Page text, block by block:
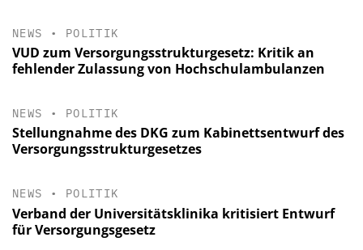
NEWS • POLITIK
VUD zum Versorgungsstrukturgesetz: Kritik an
fehlender Zulassung von Hochschulambulanzen
NEWS • POLITIK
Stellungnahme des DKG zum Kabinettsentwurf des
Versorgungsstrukturgesetzes
NEWS • POLITIK
Verband der Universitätsklinika kritisiert Entwurf
für Versorgungsgesetz